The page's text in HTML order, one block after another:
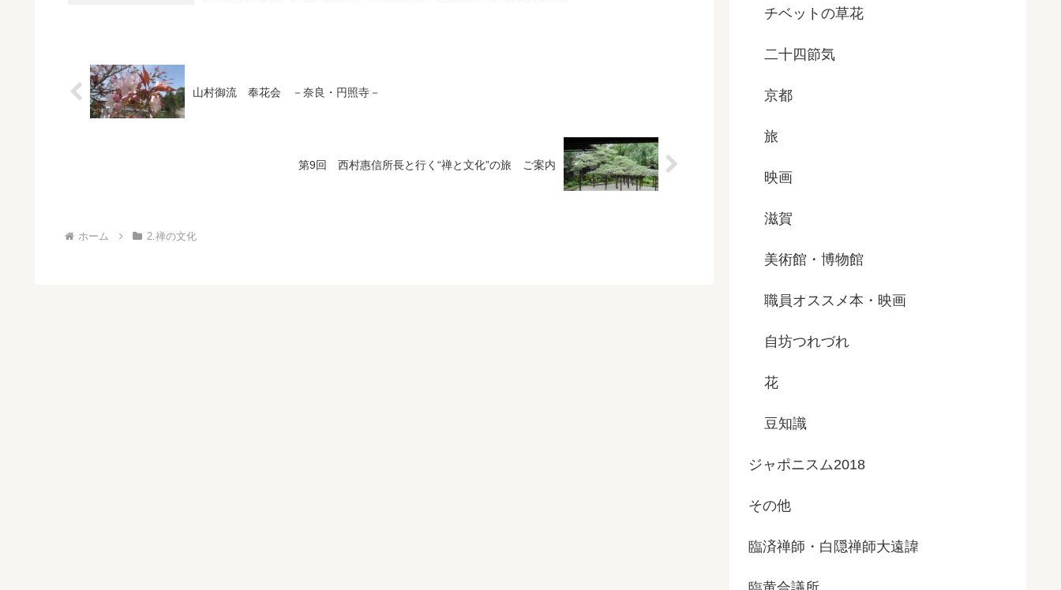
山村御流 奉花会 －奈良・円照寺－
第9回 西村惠信所長と行く“禅と文化”の旅 ご案内
ホーム 2.禅の文化
チベットの草花
二十四節気
京都
旅
映画
滋賀
美術館・博物館
職員オススメ本・映画
自坊つれづれ
花
豆知識
ジャポニスム2018
その他
臨済禅師・白隠禅師大遠諱